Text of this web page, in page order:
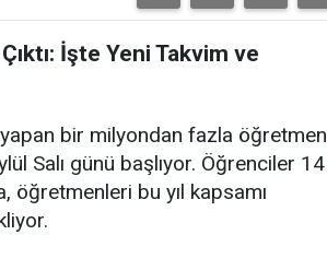
İşte Yeni Takvim ve
bir milyondan fazla öğretmen
Salı günü başlıyor. Öğrenciler 14
öğretmenleri bu yıl kapsamı